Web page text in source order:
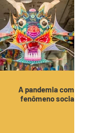
A pandemia como
fenômeno social